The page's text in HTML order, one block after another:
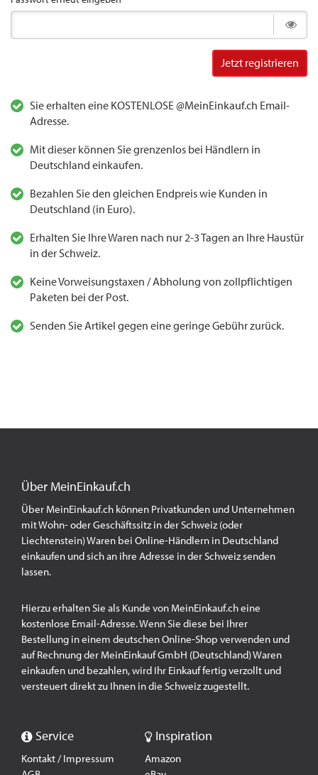
Jetzt registrieren
Sie erhalten eine KOSTENLOSE @MeinEinkauf.ch Email-
Adresse.
Mit dieser können Sie grenzenlos bei Händlern in
Deutschland einkaufen.
Bezahlen Sie den gleichen Endpreis wie Kunden in
Deutschland (in Euro).
Erhalten Sie Ihre Waren nach nur 2-3 Tagen an Ihre Haustür
in der Schweiz.
Keine Vorweisungstaxen / Abholung von zollpflichtigen
Paketen bei der Post.
Senden Sie Artikel gegen eine geringe Gebühr zurück.
Über MeinEinkauf.ch
Über MeinEinkauf.ch können Privatkunden und Unternehmen
mit Wohn- oder Geschäftssitz in der Schweiz (oder
Liechtenstein) Waren bei Online-Händlern in Deutschland
einkaufen und sich an ihre Adresse in der Schweiz senden
lassen.
Hierzu erhalten Sie als Kunde von MeinEinkauf.ch eine
kostenlose Email-Adresse. Wenn Sie diese bei Ihrer
Bestellung in einem deutschen Online-Shop verwenden und
auf Rechnung der MeinEinkauf GmbH (Deutschland) Waren
einkaufen und bezahlen, wird Ihr Einkauf fertig verzollt und
versteuert direkt zu Ihnen in die Schweiz zugestellt.
Service
Kontakt / Impressum
Inspiration
Amazon